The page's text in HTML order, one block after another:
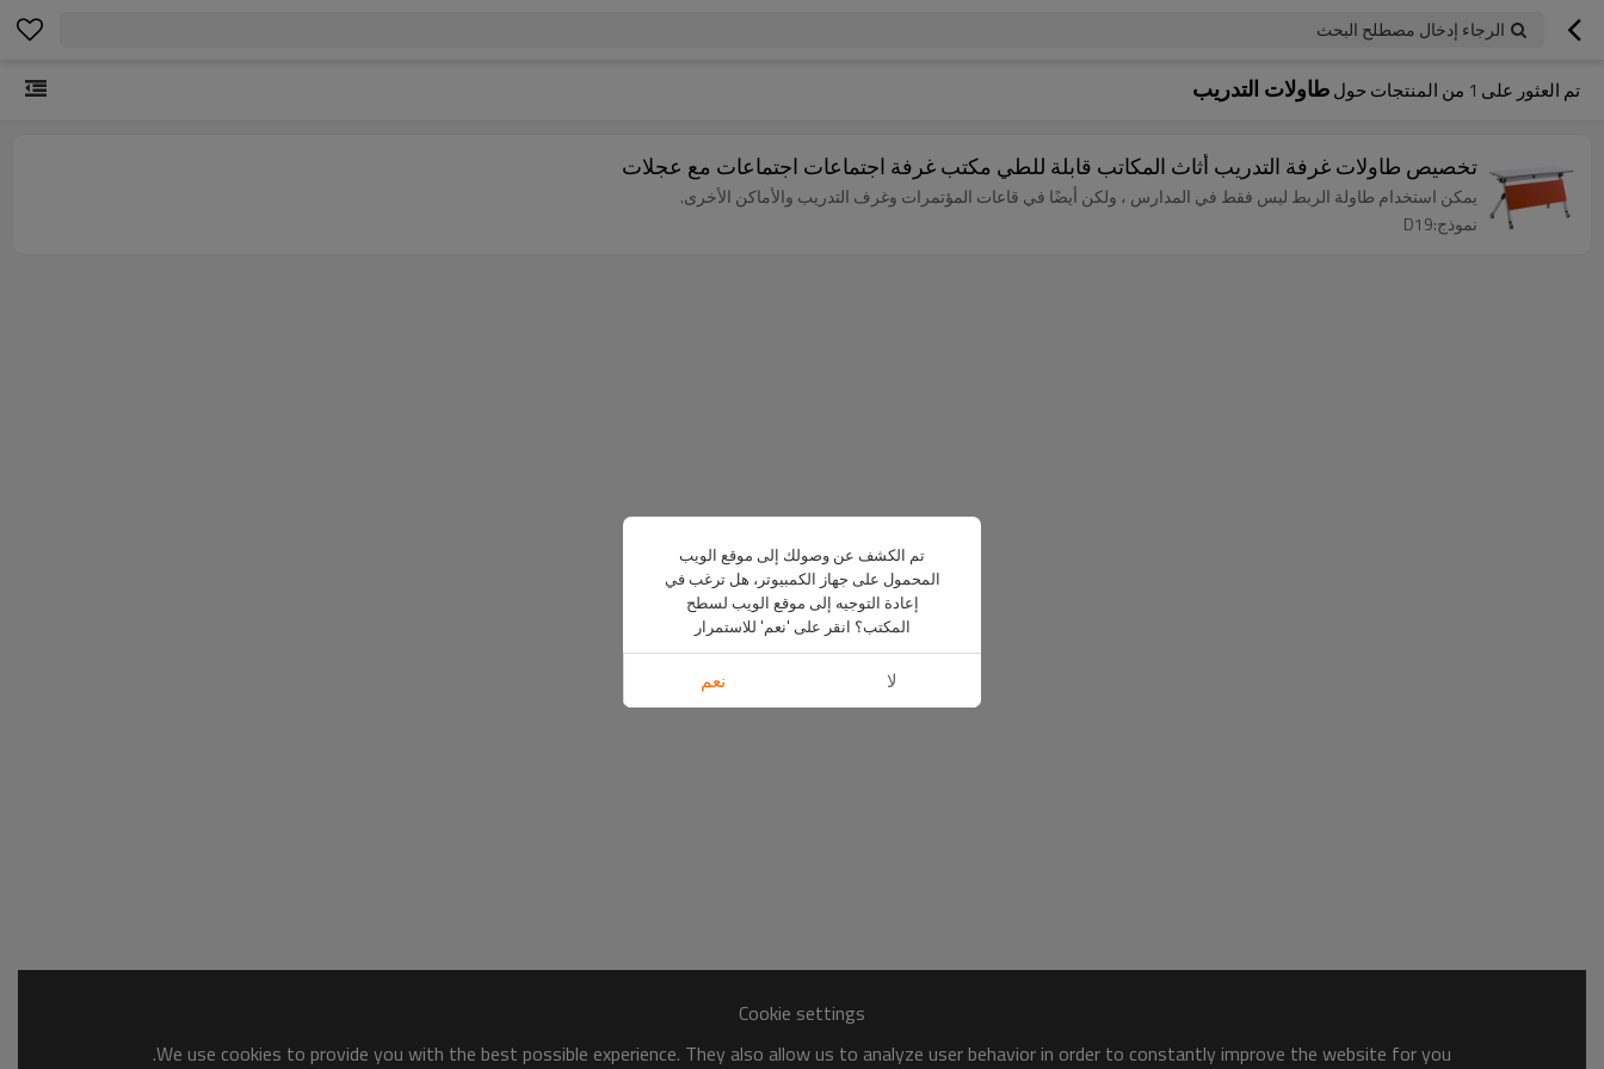
الرجاء إدخال مصطلح البحث
تم العثور على 1 من المنتجات حولطاولات التدريب
تخصيص طاولات غرفة التدريب أثاث المكاتب قابلة للطي مكتب غرفة اجتماعات اجتماعات مع عجلات
يمكن استخدام طاولة الربط ليس فقط في المدارس ، ولكن أيضًا في قاعات المؤتمرات وغرف التدريب والأماكن الأخرى.
نموذج:D19
Cookie settings
We use cookies to provide you with the best possible experience. They also allow us to analyze user behavior in order to constantly improve the website for you.
تم الكشف عن وصولك إلى موقع الويب
المحمول على جهاز الكمبيوتر، هل ترغب في
إعادة التوجيه إلى موقع الويب لسطح
المكتب؟ انقر على 'نعم' للاستمرار
لا نعم